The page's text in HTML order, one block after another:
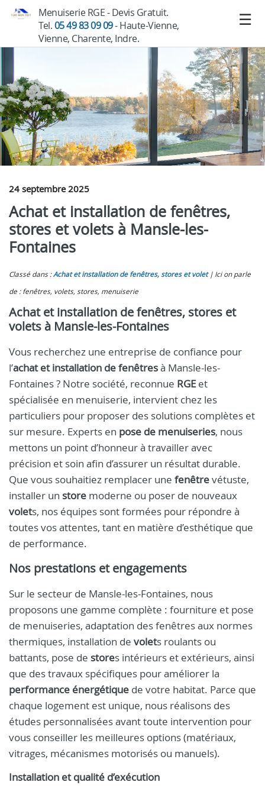
Menuiserie RGE - Devis Gratuit.
Tel.05 49 83 09 09- Haute-Vienne,
Vienne, Charente, Indre.
24 septembre 2025
Achat et installation de fenêtres,
stores et volets à Mansle-les-
Fontaines
Classé dans :Achat et installation de fenêtres, stores et volet
Ici on parle
de : fenêtres, volets, stores, menuiserie
Achat et installation de fenêtres, stores et
volets à Mansle-les-Fontaines
Vous recherchez une entreprise de confiance pour
l’achat et installation de fenêtresà Mansle-les-
Fontaines ? Notre société, reconnue RGEet
spécialisée en menuiserie, intervient chez les
particuliers pour proposer des solutions complètes et
sur mesure. Experts en pose de menuiseries, nous
mettons un point d’honneur à travailler avec
précision et soin afin d’assurer un résultat durable.
Que vous souhaitiez remplacer une fenêtrevétuste,
installer un store moderne ou poser de nouveaux
volets, nos équipes sont formées pour répondre à
toutes vos attentes, tant en matière d’esthétique que
de performance.
Nos prestations et engagements
Sur le secteur de Mansle-les-Fontaines, nous
proposons une gamme complète : fourniture et pose
de menuiseries, adaptation des fenêtres aux normes
thermiques, installation de volets roulants ou
battants, pose de stores intérieurs et extérieurs, ainsi
que des travaux spécifiques pour améliorer la
performance énergétique de votre habitat. Parce que
chaque logement est unique, nous réalisons des
études personnalisées avant toute intervention pour
vous conseiller les meilleures options (matériaux,
vitrages, mécanismes motorisés ou manuels).
Installation et qualité d’exécution